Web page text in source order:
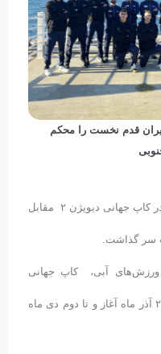
۲؛ تیم ملی ایران قدم نخست را محکم
تیم ملی واترپلوی ایران، بازی اول خود در کاپ جهانی دیویژن ۲ مقابل
سر گذاشت.
آبی، کاپ جهانی
دیویژن ۲ واترپلو به میزبانی ترکیه از ۲۸ آذر ماه آغاز و تا دوم دی ماه